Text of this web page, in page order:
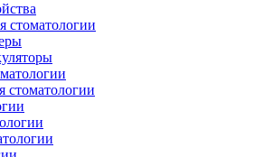
стоматологии